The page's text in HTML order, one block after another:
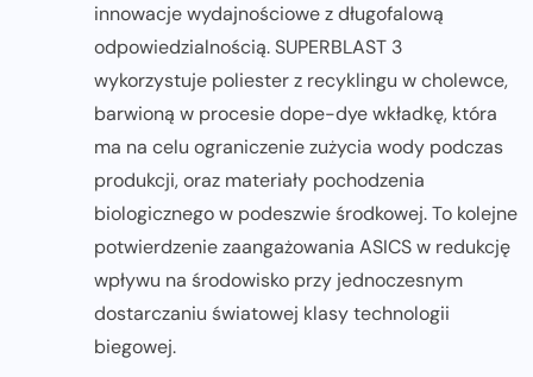
innowacje wydajnościowe z długofalową
odpowiedzialnością. SUPERBLAST 3
wykorzystuje poliester z recyklingu w cholewce,
barwioną w procesie dope-dye wkładkę, która
ma na celu ograniczenie zużycia wody podczas
produkcji, oraz materiały pochodzenia
biologicznego w podeszwie środkowej. To kolejne
potwierdzenie zaangażowania ASICS w redukcję
wpływu na środowisko przy jednoczesnym
dostarczaniu światowej klasy technologii
biegowej.